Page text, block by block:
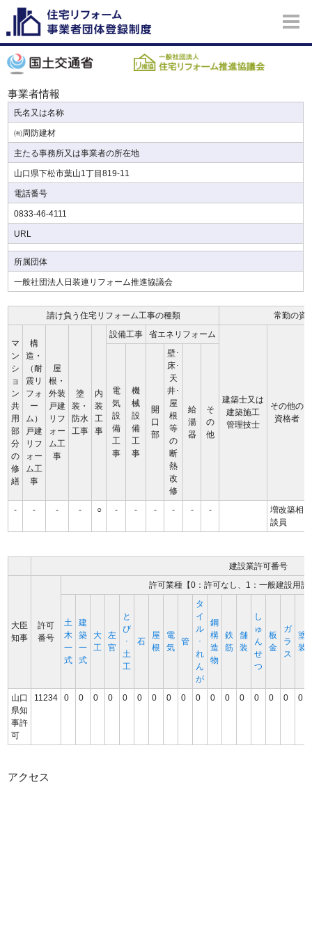
事業者情報
氏名又は名称
㈲周防建材
主たる事務所又は事業者の所在地
山口県下松市葉山1丁目819-11
電話番号
0833-46-4111
URL
所属団体
一般社団法人日装連リフォーム推進協議会
請け負う住宅リフォーム工事の種類 常勤の資
マ
ン
シ
ョ
ン
共
用
部
分
の
修
繕
構
造・
（耐
震リ
フォ
ー
ム）
戸建
リフ
ォー
ム工
事
屋
根・
外装
戸建
リフ
ォー
ム工
事
塗
装・
防水
工事
内
装
工
事
設備工事 省エネリフォーム
建築士又は
建築施工
管理技士
その他の
資格者
電
気
設
備
工
事
機
械
設
備
工
事
開
口
部
壁･
床･
天
井･
屋
根
等
の
断
熱
改
修
給
湯
器
そ
の
他
- - - - ○ - - - - - -
増改築相
談員
建設業許可番号
大臣
知事
許可
番号
許可業種【0：許可なし、1：一般建設用
土
木
一
式
建
築
一
式
大
工
左
官
と
び
･
土
工
石
屋
根
電
気
管
タ
イ
ル
･
れ
ん
が
鋼
構
造
物
鉄
筋
舗
装
し
ゅ
ん
せ
つ
板
金
ガ
ラ
ス
塗
装
山口
県知
事許
可
11234 0 0 0 0 0 0 0 0 0 0 0 0 0 0 0 0 0
アクセス